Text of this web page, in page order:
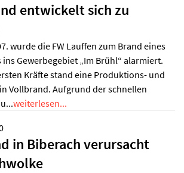
entwickelt sich zu
wurde die FW Lauffen zum Brand eines
Gewerbegebiet „Im Brühl“ alarmiert.
Kräfte stand eine Produktions- und
Vollbrand. Aufgrund der schnellen
weiterlesen...
in Biberach verursacht